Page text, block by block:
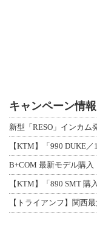
キャンペーン情報
【KTM】「990 DUKE
【KTM】「890 SMT